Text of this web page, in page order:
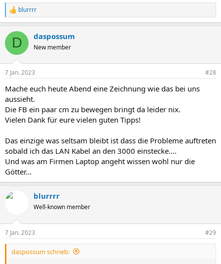
R
e
k
i
e
:
blurrrr
D daspossum
New member
7 Jan. 2023 #28
Mache euch heute Abend eine Zeichnung wie das bei uns
aussieht.
Die FB ein paar cm zu bewegen bringt da leider nix.
Vielen Dank für eure vielen guten Tipps!
Das einzige was seltsam bleibt ist dass die Probleme auftreten
sobald ich das LAN Kabel an den 3000 einstecke....
Und was am Firmen Laptop angeht wissen wohl nur die
Götter...
blurrrr
Well-known member
7 Jan. 2023 #29
daspossum schrieb: